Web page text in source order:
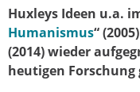
Huxleys Ideen u.a.
Humanismus“
(2014) wieder
heutigen Forschung